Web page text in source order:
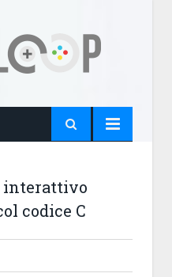
interattivo
codice C